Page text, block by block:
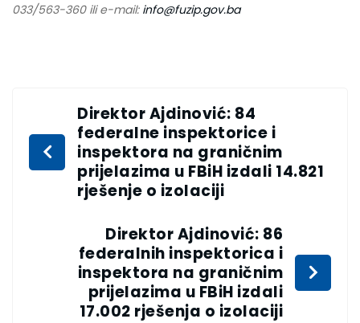
033/563-360 ili e-mail: info@fuzip.gov.ba
Direktor Ajdinović: 84
federalne inspektorice i
inspektora na graničnim
prijelazima u FBiH izdali 14.821
rješenje o izolaciji
Direktor Ajdinović: 86
federalnih inspektorica i
inspektora na graničnim
prijelazima u FBiH izdali
17.002 rješenja o izolaciji